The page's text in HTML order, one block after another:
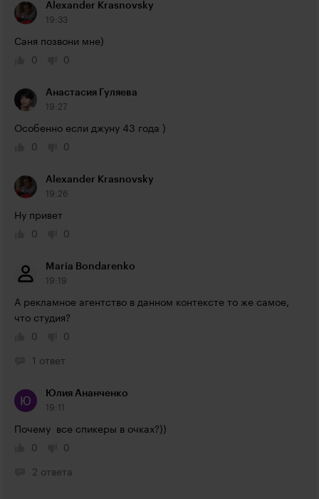
Alexander Krasnovsky
19:33
Саня позвони мне)
0
0
Анастасия Гуляева
19:27
Особенно если джуну 43 года )
0
0
Alexander Krasnovsky
19:26
Ну привет
0
0
Maria Bondarenko
19:19
А рекламное агентство в данном контексте то же самое,
что студия?
0
0
1 ответ
Юлия Ананченко
19:11
Почему  все спикеры в очках?))
0
0
2 ответа